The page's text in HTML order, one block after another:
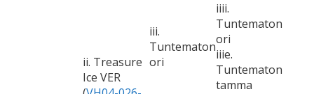
ii. Treasure
Ice VER
iii.
Tuntematon
ori
iiii.
Tuntematon
ori
iiie.
Tuntematon
tamma